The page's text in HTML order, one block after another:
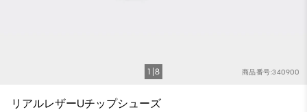
商品番号:340900
1 8
リアルレザーUチップシューズ